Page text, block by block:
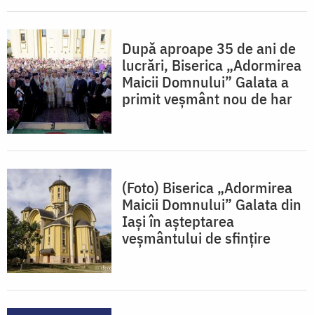
După aproape 35 de ani de
lucrări, Biserica „Adormirea
Maicii Domnului” Galata a
primit veșmânt nou de har
(Foto) Biserica „Adormirea
Maicii Domnului” Galata din
Iași în așteptarea
veșmântului de sfințire